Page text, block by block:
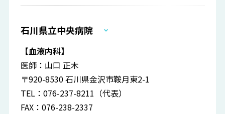
石川県立中央病院
【血液内科】
医師：山口 正木
〒920-8530 石川県金沢市鞍月東2-1
TEL：076-237-8211（代表）
FAX：076-238-2337